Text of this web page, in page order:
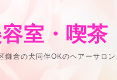
室・喫
鎌倉の犬同伴OKのヘアーサロ